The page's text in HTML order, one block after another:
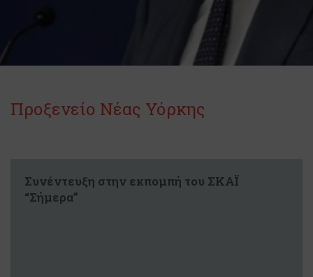
Προξενείο Νέας Υόρκης
Συνέντευξη στην εκπομπή του ΣΚΑΪ
“Σήμερα”